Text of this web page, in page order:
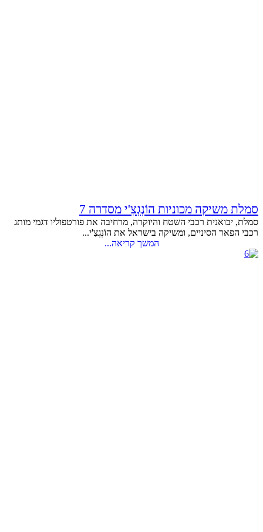
סמלת משיקה מכוניות הוֹנְגְצִ'י מסדרה 7
סמלת, יבואנית רכבי השטח והיוקרה, מרחיבה את פורטפוליו דגמי מותג
רכבי הפאר הסיניים, ומשיקה בישראל את הוֹנְגְצִ'י...
המשך קריאה...